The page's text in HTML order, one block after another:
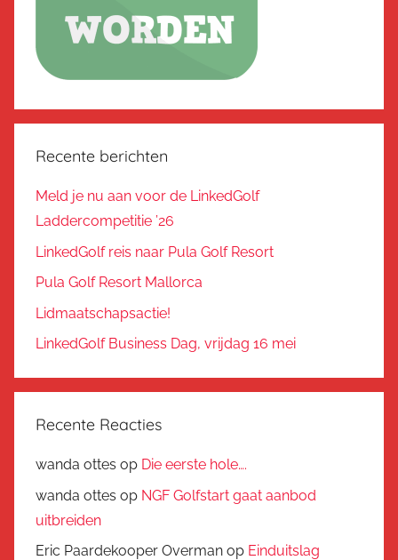
Recente berichten
Meld je nu aan voor de LinkedGolf
Laddercompetitie ’26
LinkedGolf reis naar Pula Golf Resort
Pula Golf Resort Mallorca
Lidmaatschapsactie!
LinkedGolf Business Dag, vrijdag 16 mei
Recente Reacties
wanda ottes op Die eerste hole….
wanda ottes op NGF Golfstart gaat aanbod
uitbreiden
Eric Paardekooper Overman op Einduitslag